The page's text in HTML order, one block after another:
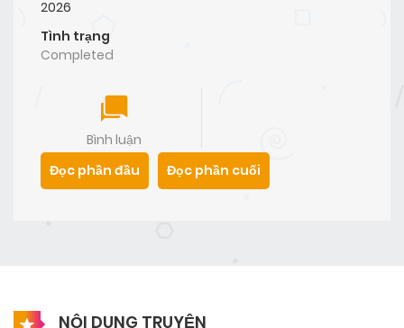
2026
Tình trạng
Completed
Bình luận
Đọc phần đầu
Đọc phần cuối
NỘI DUNG TRUYỆN